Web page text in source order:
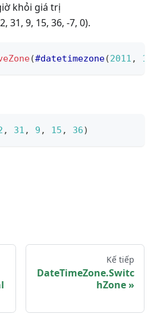
khỏi giá trị
31, 9, 15, 36, -7, 0).
(#datetimezone(2011 , 12
, 31 , 9 , 15 , 36)
Kế tiếp
DateTimeZone.Switc
hZone